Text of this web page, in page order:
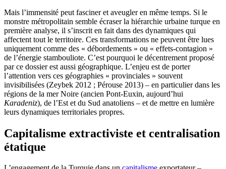
Mais l’immensité peut fasciner et aveugler en même temps. Si le
monstre métropolitain semble écraser la hiérarchie urbaine turque en
première analyse, il s’inscrit en fait dans des dynamiques qui
affectent tout le territoire. Ces transformations ne peuvent être lues
uniquement comme des « débordements » ou « effets-contagion »
de l’énergie stambouliote. C’est pourquoi le décentrement proposé
par ce dossier est aussi géographique. L’enjeu est de porter
l’attention vers ces géographies « provinciales » souvent
invisibilisées (Zeybek 2012 ; Pérouse 2013) – en particulier dans les
régions de la mer Noire (ancien Pont-Euxin, aujourd’hui
Karadeniz), de l’Est et du Sud anatoliens – et de mettre en lumière
leurs dynamiques territoriales propres.
Capitalisme extractiviste et centralisation
étatique